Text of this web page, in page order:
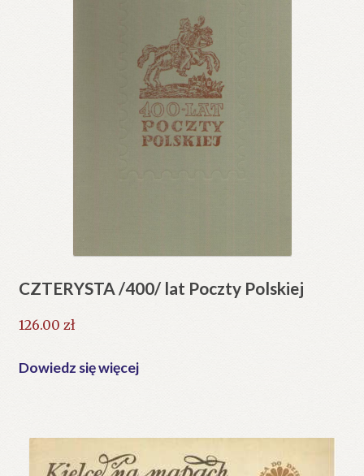
CZTERYSTA /400/ lat Poczty Polskiej
126.00 zł
Dowiedz się więcej